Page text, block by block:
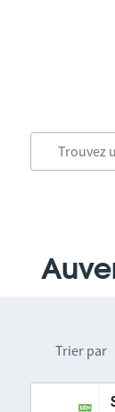
Trier par